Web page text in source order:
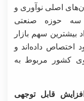
اصلی نوآوری و
حوزه صنعتی
بیشترین سهم بازار
سال ۱۴۰۳ را به خود اختصاص داده‌اند و
کشور مربوط به
قابل توجهی